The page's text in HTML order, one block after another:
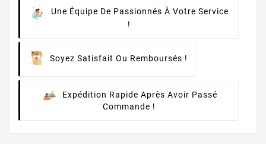
Une Équipe De Passionnés À Votre Service
!
Soyez Satisfait Ou Remboursés !
Expédition Rapide Après Avoir Passé
Commande !